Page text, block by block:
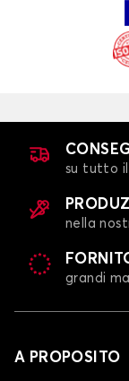
su tutto
nella
grandi
A PROPOSITO